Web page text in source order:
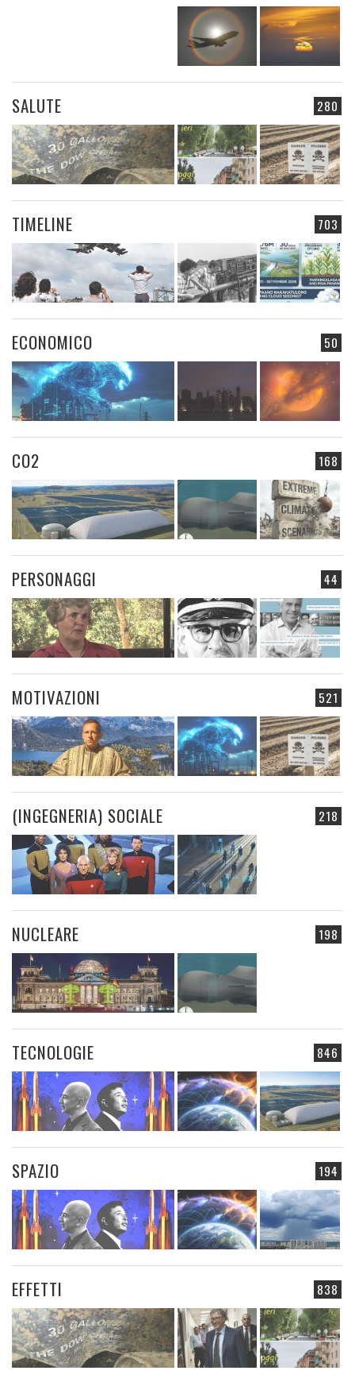
280
SALUTE
703
TIMELINE
50
ECONOMICO
168
CO2
44
PERSONAGGI
521
MOTIVAZIONI
218
(INGEGNERIA) SOCIALE
198
NUCLEARE
846
TECNOLOGIE
194
SPAZIO
838
EFFETTI